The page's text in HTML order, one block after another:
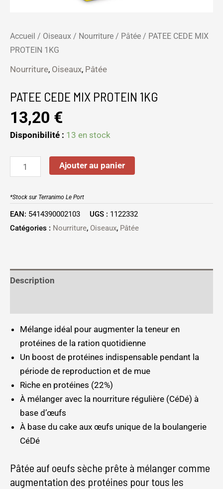
Accueil / Oiseaux / Nourriture / Pâtée / PATEE CEDE MIX
PROTEIN 1KG
Nourriture, Oiseaux, Pâtée
PATEE CEDE MIX PROTEIN 1KG
13,20 €
Disponibilité : 13 en stock
Ajouter au panier
*Stock sur Terranimo Le Port
EAN: 5414390002103 UGS : 1122332
Catégories : Nourriture, Oiseaux, Pâtée
Description
Mélange idéal pour augmenter la teneur en
protéines de la ration quotidienne
Un boost de protéines indispensable pendant la
période de reproduction et de mue
Riche en protéines (22%)
À mélanger avec la nourriture régulière (CéDé) à
base d’œufs
À base du cake aux œufs unique de la boulangerie
CéDé
Pâtée auf oeufs sèche prête à mélanger comme
augmentation des protéines pour tous les